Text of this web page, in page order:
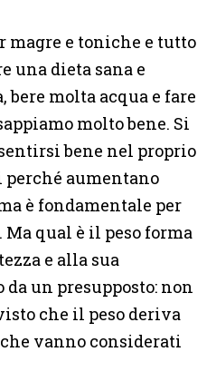
magre e toniche e tutto
una dieta sana e
molta acqua e fare
molto bene. Si
bene nel proprio
aumentano
è fondamentale per
qual è il peso forma
e alla sua
un presupposto: non
che il peso deriva
vanno considerati